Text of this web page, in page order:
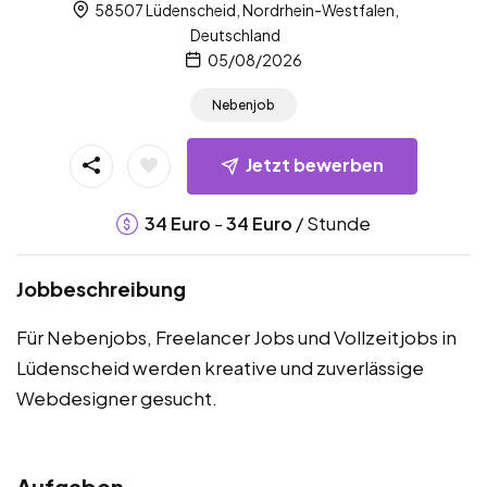
58507 Lüdenscheid, Nordrhein-Westfalen,
Deutschland
05/08/2026
Nebenjob
Jetzt bewerben
34 Euro -34 Euro / Stunde
Jobbeschreibung
Für Nebenjobs, Freelancer Jobs und Vollzeitjobs in
Lüdenscheid werden kreative und zuverlässige
Webdesigner gesucht.